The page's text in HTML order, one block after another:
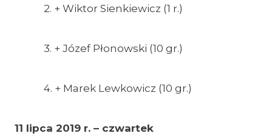
2. + Wiktor Sienkiewicz (1 r.)
3. + Józef Płonowski (10 gr.)
4. + Marek Lewkowicz (10 gr.)
11 lipca 2019 r. – czwartek